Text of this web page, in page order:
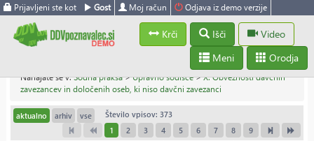
Prijavljeni ste kot Gost Moj račun Odjava iz demo verzije
Krči Išči
Video
Orodja
Meni
Nahajate se v:Sodna praksa>Upravno sodišče>X. Obveznosti davčnih
zavezancev in določenih oseb, ki niso davčni zavezanci
aktualno arhiv vse
Število vpisov: 373
1
2 3 4 5 6 7 8 9